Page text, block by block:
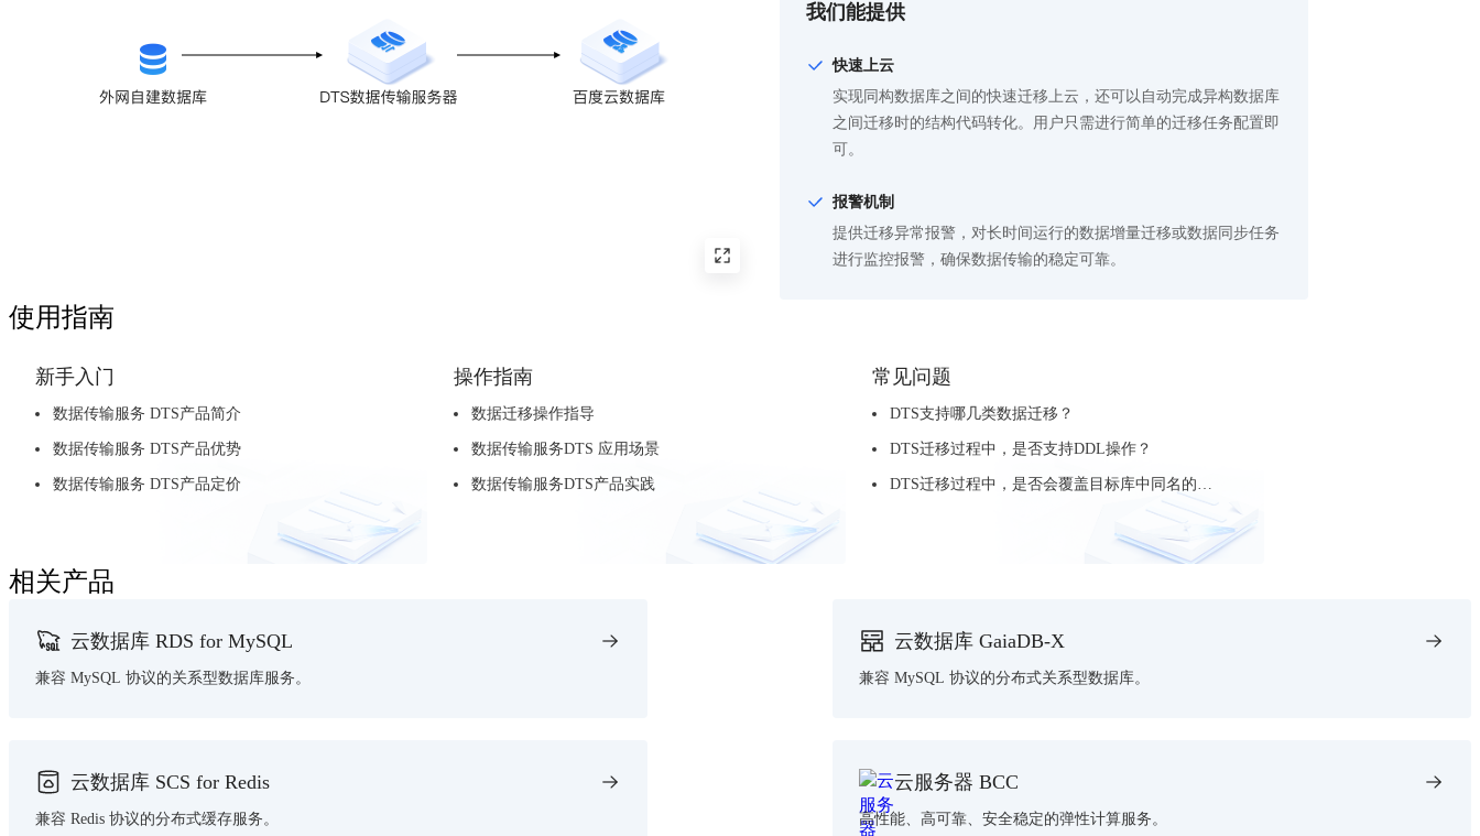
我们能提供
快速上云
实现同构数据库之间的快速迁移上云，还可以自动完成异构数据库
之间迁移时的结构代码转化。用户只需进行简单的迁移任务配置即
可。
报警机制
提供迁移异常报警，对长时间运行的数据增量迁移或数据同步任务
进行监控报警，确保数据传输的稳定可靠。
使用指南
新手入门
数据传输服务 DTS产品简介
数据传输服务 DTS产品优势
数据传输服务 DTS产品定价
操作指南
数据迁移操作指导
数据传输服务DTS 应用场景
数据传输服务DTS产品实践
常见问题
DTS支持哪几类数据迁移？
DTS迁移过程中，是否支持DDL操作？
DTS迁移过程中，是否会覆盖目标库中同名的表数据？
相关产品
云数据库 RDS for MySQL
兼容 MySQL 协议的关系型数据库服务。
云数据库 GaiaDB-X
兼容 MySQL 协议的分布式关系型数据库。
云数据库 SCS for Redis
兼容 Redis 协议的分布式缓存服务。
云服务器 BCC
高性能、高可靠、安全稳定的弹性计算服务。